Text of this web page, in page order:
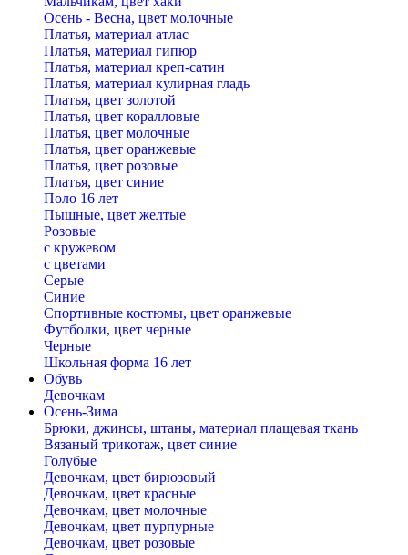
Осень - Весна, цвет молочные
Платья, материал атлас
Платья, материал гипюр
Платья, материал креп-сатин
Платья, материал кулирная гладь
Платья, цвет золотой
Платья, цвет коралловые
Платья, цвет молочные
Платья, цвет оранжевые
Платья, цвет розовые
Платья, цвет синие
Поло 16 лет
Пышные, цвет желтые
Розовые
с кружевом
с цветами
Серые
Синие
Спортивные костюмы, цвет оранжевые
Футболки, цвет черные
Черные
Школьная форма 16 лет
Обувь
Девочкам
Осень-Зима
Брюки, джинсы, штаны, материал плащевая ткань
Вязаный трикотаж, цвет синие
Голубые
Девочкам, цвет бирюзовый
Девочкам, цвет красные
Девочкам, цвет молочные
Девочкам, цвет пурпурные
Девочкам, цвет розовые